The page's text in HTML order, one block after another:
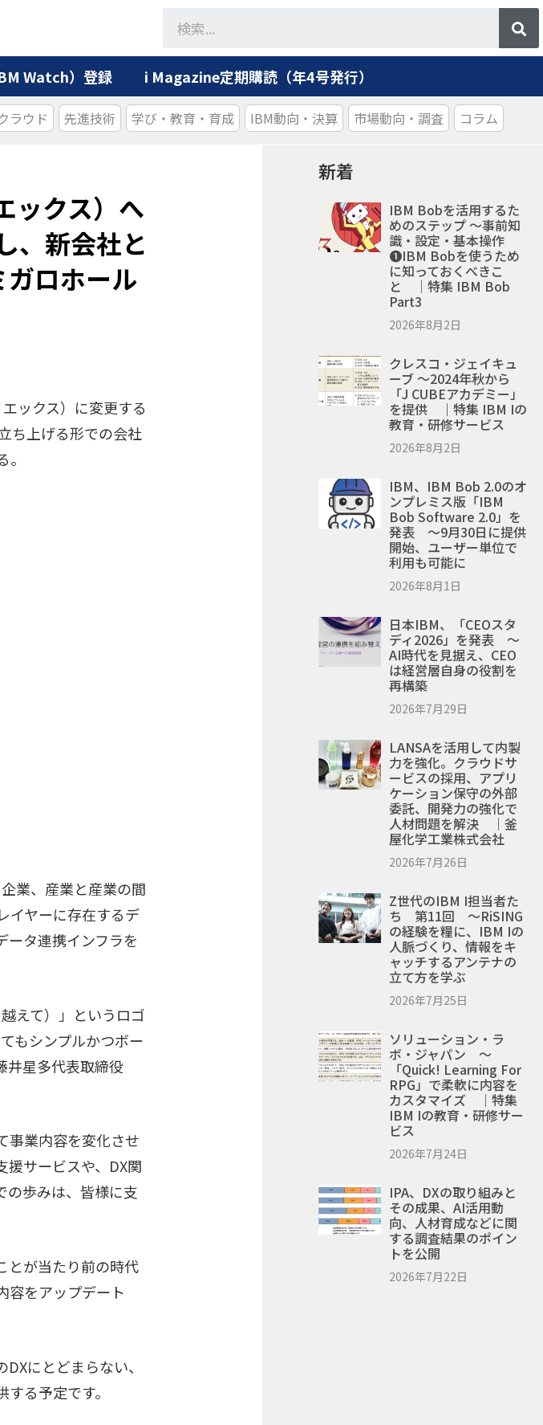
Watch）登録 i Magazine定期購読（年4号発行）
ラウド 先進技術 学び・教育・育成 IBM動向・決算 市場動向・調査 コラム
ックス）へ
、新会社と
ガロホール
ックス）に変更する
ち上げる形での会社
業、産業と産業の間
イヤーに存在するデ
ータ連携インフラを
えて）」というロゴ
もシンプルかつボー
井星多代表取締役
事業内容を変化させ
援サービスや、DX関
の歩みは、皆様に支
とが当たり前の時代
容をアップデート
にとどまらない、
る予定です。
新着
IBM Bobを活用するた
めのステップ ～事前知
識・設定・基本操作
❶IBM Bobを使うため
に知っておくべきこ
と ｜特集 IBM Bob
Part3
2026年8月2日
クレスコ・ジェイキュ
ーブ ～2024年秋から
「J CUBEアカデミー」
を提供 ｜特集 IBM Iの
教育・研修サービス
2026年8月2日
IBM、IBM Bob 2.0のオ
ンプレミス版「IBM
Bob Software 2.0」を
発表 ～9月30日に提供
開始、ユーザー単位で
利用も可能に
2026年8月1日
日本IBM、「CEOスタ
ディ2026」を発表 ～
AI時代を見据え、CEO
は経営層自身の役割を
再構築
2026年7月29日
LANSAを活用して内製
力を強化。クラウドサ
ービスの採用、アプリ
ケーション保守の外部
委託、開発力の強化で
人材問題を解決 ｜釜
屋化学工業株式会社
2026年7月26日
Z世代のIBM I担当者た
ち 第11回 ～RiSING
の経験を糧に、IBM Iの
人脈づくり、情報をキ
ャッチするアンテナの
立て方を学ぶ
2026年7月25日
ソリューション・ラ
ボ・ジャパン ～
「Quick! Learning For
RPG」で柔軟に内容を
カスタマイズ ｜特集
IBM Iの教育・研修サー
ビス
2026年7月24日
IPA、DXの取り組みと
その成果、AI活用動
向、人材育成などに関
する調査結果のポイン
トを公開
2026年7月22日